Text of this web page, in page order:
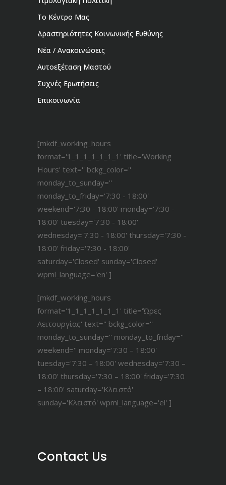
Το Κέντρο Μας
Δραστηριότητες Κοινωνικής Ευθύνης
Νέα / Ανακοινώσεις
Αυτοεξέταση Μαστού
Συχνές Ερωτήσεις
Επικοινωνία
[mkdf_working_hours
format='1_1_1_1_1_1_1' title='Working
Hours' text='' bckg_color=''
monday_to_sunday=''
monday_to_friday='7:30 - 18:00'
weekend='7:30 - 18:00' monday='7:30 -
18:00' tuesday='7:30 - 18:00'
wednesday='7:30 - 18:00' thursday='7:30 -
18:00' friday='7:30 - 18:00'
saturday='Closed' sunday='Closed'
wpml_language='en' ]
[mkdf_working_hours
format='1_1_1_1_1_1_1' title='Ώρες
Λειτουργίας' text='' bckg_color=''
monday_to_sunday='' monday_to_friday=''
weekend='' monday='7:30 – 18:00'
tuesday='7:30 – 18:00' wednesday='7:30 –
18:00' thursday='7:30 – 18:00' friday='7:30
– 18:00' saturday='Κλειστό'
sunday='Κλειστό' wpml_language='el' ]
Contact Us